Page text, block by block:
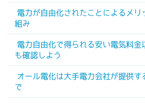
電力が自由化されたことによるメリ
組み
電力自由化で得られる安い電気料金
も確認しよう
オール電化は大手電力会社が提供す
で